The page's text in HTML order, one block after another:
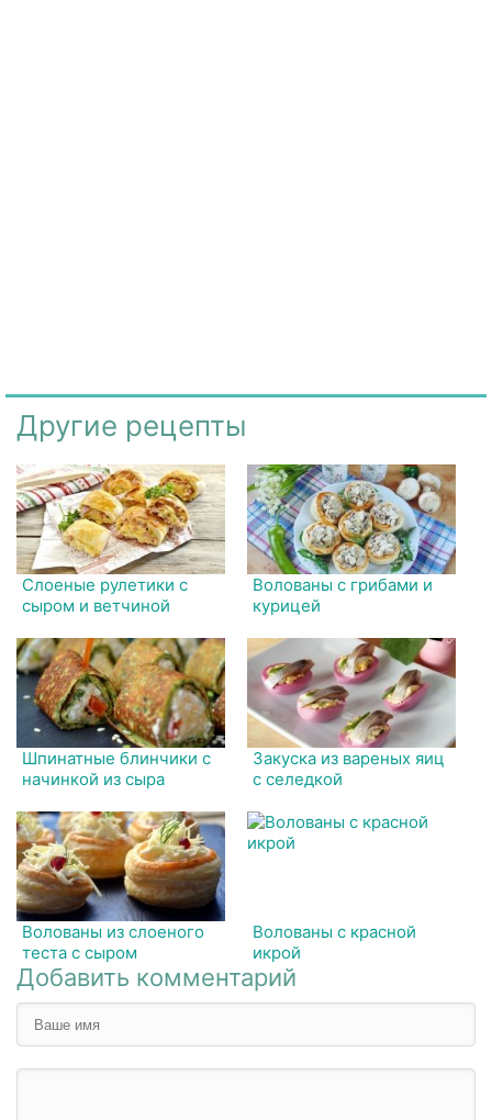
Другие рецепты
Слоеные рулетики с
сыром и ветчиной
Волованы с грибами и
курицей
Шпинатные блинчики с
начинкой из сыра
Закуска из вареных яиц
с селедкой
Волованы из слоеного
теста с сыром
Волованы с красной
икрой
Добавить комментарий